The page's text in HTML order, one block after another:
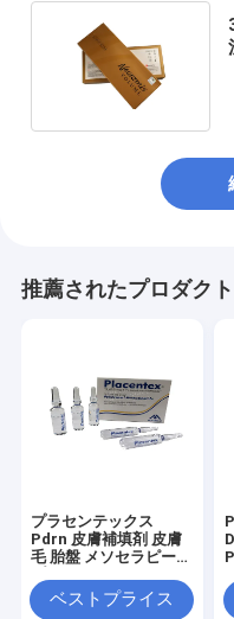
推薦されたプロダクト
プラセンテックス
Pdrn 皮膚補填剤 皮膚
毛 胎盤 メソセラピー
ベストプライス